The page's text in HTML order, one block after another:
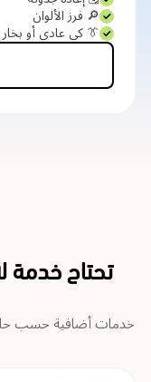
🔎 فرز الألوان
👔 كي عادي أو بخار
تحتاج
خدمات أضافية حسب